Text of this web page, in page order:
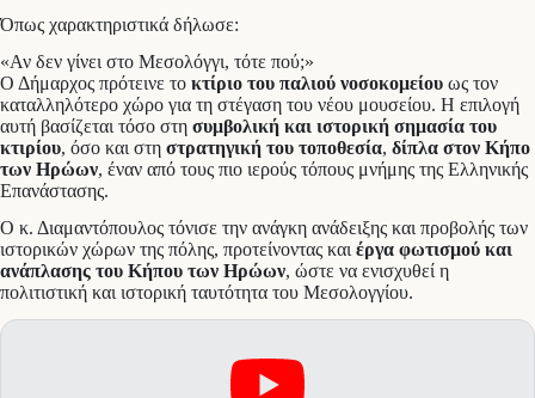
Όπως χαρακτηριστικά δήλωσε:
«Αν δεν γίνει στο Μεσολόγγι, τότε πού;»
Ο Δήμαρχος πρότεινε το κτίριο του παλιού νοσοκομείου ως τον
καταλληλότερο χώρο για τη στέγαση του νέου μουσείου. Η επιλογή
αυτή βασίζεται τόσο στη συμβολική και ιστορική σημασία του
κτιρίου, όσο και στη στρατηγική του τοποθεσία, δίπλα στον Κήπο
των Ηρώων, έναν από τους πιο ιερούς τόπους μνήμης της Ελληνικής
Επανάστασης.
Ο κ. Διαμαντόπουλος τόνισε την ανάγκη ανάδειξης και προβολής των
ιστορικών χώρων της πόλης, προτείνοντας και έργα φωτισμού και
ανάπλασης του Κήπου των Ηρώων, ώστε να ενισχυθεί η
πολιτιστική και ιστορική ταυτότητα του Μεσολογγίου.